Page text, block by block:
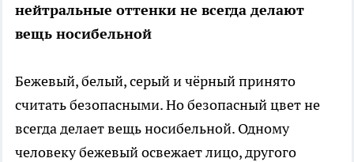
нейтральные оттенки не всегда делают
вещь носибельной
Бежевый, белый, серый и чёрный принято
считать безопасными. Но безопасный цвет не
всегда делает вещь носибельной. Одному
человеку бежевый освежает лицо, другого